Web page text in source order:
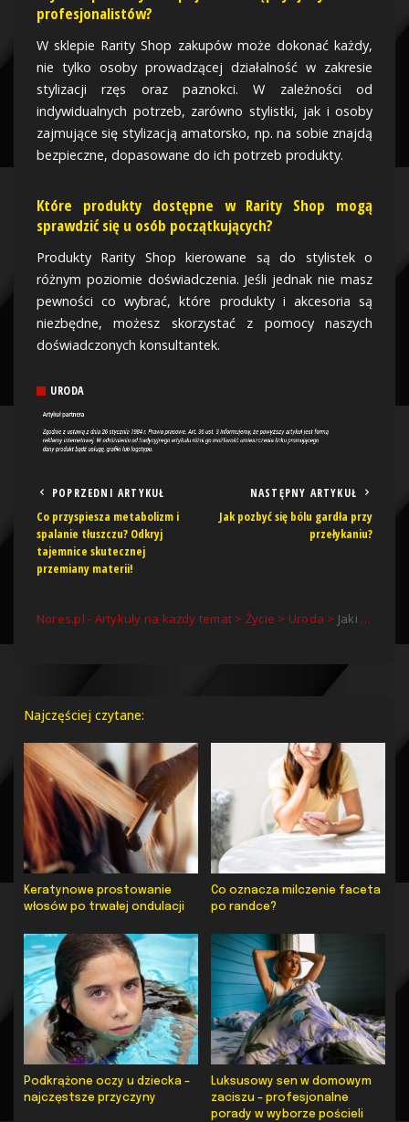
profesjonalistów?
W sklepie Rarity Shop zakupów może dokonać każdy,
nie tylko osoby prowadzącej działalność w zakresie
stylizacji rzęs oraz paznokci. W zależności od
indywidualnych potrzeb, zarówno stylistki, jak i osoby
zajmujące się stylizacją amatorsko, np. na sobie znajdą
bezpieczne, dopasowane do ich potrzeb produkty.
Które produkty dostępne w Rarity Shop mogą
sprawdzić się u osób początkujących?
Produkty Rarity Shop kierowane są do stylistek o
różnym poziomie doświadczenia. Jeśli jednak nie masz
pewności co wybrać, które produkty i akcesoria są
niezbędne, możesz skorzystać z pomocy naszych
doświadczonych konsultantek.
URODA
POPRZEDNI ARTYKUŁ
Co przyspiesza metabolizm i
spalanie tłuszczu? Odkryj
tajemnice skutecznej
przemiany materii!
NASTĘPNY ARTYKUŁ
Jak pozbyć się bólu gardła przy
przełykaniu?
Nores.pl - Artykuły na każdy temat > Życie > Uroda > Jaki towar znajdziesz w Rarity Shop?
Najczęściej czytane:
Keratynowe prostowanie
włosów po trwałej ondulacji
Co oznacza milczenie faceta
po randce?
Podkrążone oczy u dziecka –
najczęstsze przyczyny
Luksusowy sen w domowym
zaciszu – profesjonalne
porady w wyborze pościeli